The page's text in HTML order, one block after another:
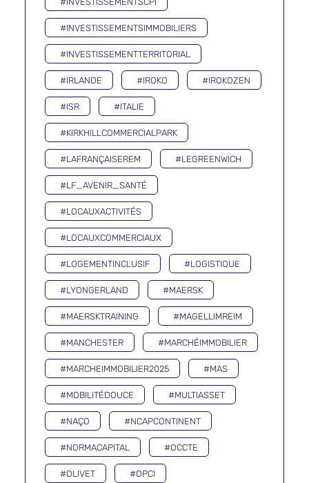
#INVESTISSEMENTSIMMOBILIERS
#INVESTISSEMENTTERRITORIAL
#IRLANDE #IROKO #IROKOZEN
#ISR #ITALIE
#KIRKHILLCOMMERCIALPARK
#LAFRANÇAISEREM #LEGREENWICH
#LF_AVENIR_SANTÉ
#LOCAUXACTIVITÉS
#LOCAUXCOMMERCIAUX
#LOGEMENTINCLUSIF #LOGISTIQUE
#LYONGERLAND #MAERSK
#MAERSKTRAINING #MAGELLIMREIM
#MANCHESTER #MARCHÉIMMOBILIER
#MARCHEIMMOBILIER2025 #MAS
#MOBILITÉDOUCE #MULTIASSET
#NAÇO #NCAPCONTINENT
#NORMACAPITAL #OCCTE
#OLIVET #OPCI